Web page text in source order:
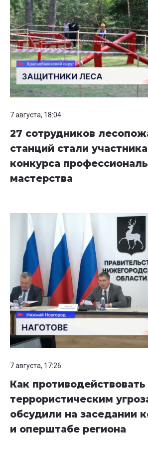
7 августа, 18:04
27 сотрудников
станций стали
конкурса
мастерства
7 августа, 17:26
Как противодействовать
террористическим
обсудили на заседании
и оперштабе региона